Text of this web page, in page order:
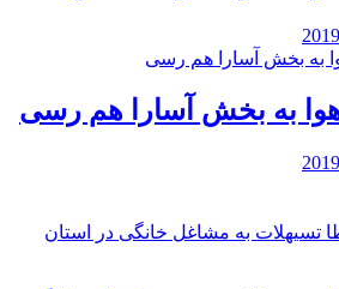
هوا به بخش آسارا هم رسی